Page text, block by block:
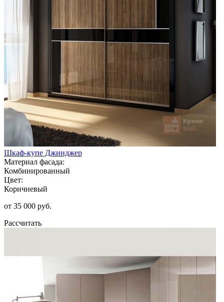
Шкаф-купе Джинджер
Материал фасада:
Комбинированный
Цвет:
Коричневый
от 35 000 руб.
Рассчитать